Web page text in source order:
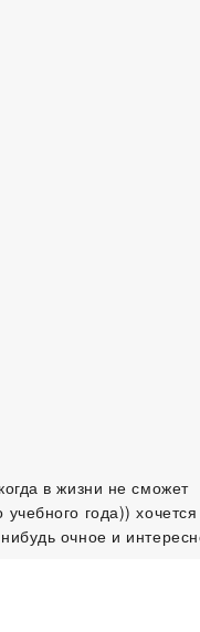
в жизни не сможет
года)) хочется
очное и